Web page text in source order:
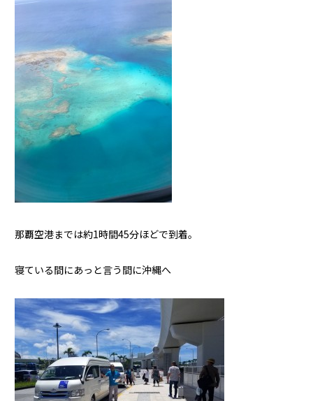
那覇空港までは約1時間45分ほどで到着。
寝ている間にあっと言う間に沖縄へ